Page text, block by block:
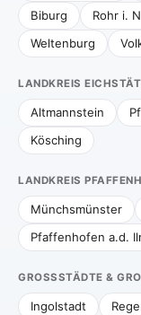
Biburg
Rohr i.
Weltenburg
LANDKREIS
Altmannstein
Kösching
LANDKREIS
Münchsmünster
Pfaffenhofen a.d.
GROSSSTÄDTE &
Ingolstadt